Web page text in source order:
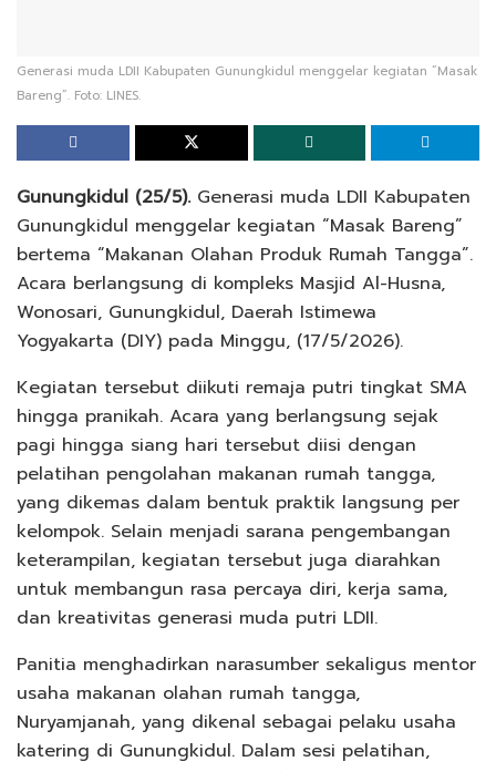
Generasi muda LDII Kabupaten Gunungkidul menggelar kegiatan “Masak
Bareng”. Foto: LINES.
Gunungkidul (25/5).Generasi muda LDII Kabupaten
Gunungkidul menggelar kegiatan “Masak Bareng”
bertema “Makanan Olahan Produk Rumah Tangga”.
Acara berlangsung di kompleks Masjid Al-Husna,
Wonosari, Gunungkidul, Daerah Istimewa
Yogyakarta (DIY) pada Minggu, (17/5/2026).
Kegiatan tersebut diikuti remaja putri tingkat SMA
hingga pranikah. Acara yang berlangsung sejak
pagi hingga siang hari tersebut diisi dengan
pelatihan pengolahan makanan rumah tangga,
yang dikemas dalam bentuk praktik langsung per
kelompok. Selain menjadi sarana pengembangan
keterampilan, kegiatan tersebut juga diarahkan
untuk membangun rasa percaya diri, kerja sama,
dan kreativitas generasi muda putri LDII.
Panitia menghadirkan narasumber sekaligus mentor
usaha makanan olahan rumah tangga,
Nuryamjanah, yang dikenal sebagai pelaku usaha
katering di Gunungkidul. Dalam sesi pelatihan,